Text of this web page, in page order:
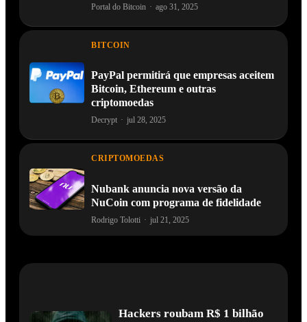
Portal do Bitcoin · ago 31, 2025
BITCOIN
PayPal permitirá que empresas aceitem
Bitcoin, Ethereum e outras
criptomoedas
Decrypt · jul 28, 2025
CRIPTOMOEDAS
Nubank anuncia nova versão da
NuCoin com programa de fidelidade
Rodrigo Tolotti · jul 21, 2025
Hackers roubam R$ 1 bilhão